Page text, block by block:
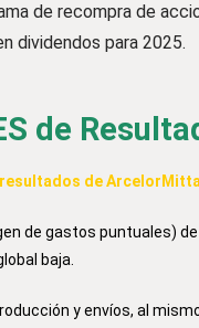
de recompra de
dividendos para 2025.
de
resultados de
de gastos puntuales)
baja.
y envíos, al